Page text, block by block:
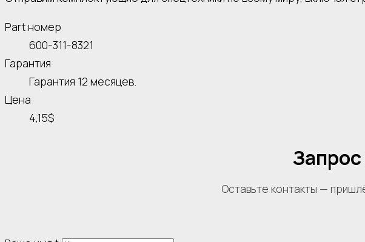
Part номер
600-311-8321
Гарантия
Гарантия 12 месяцев.
Цена
4,15$
Оставьте контакты —